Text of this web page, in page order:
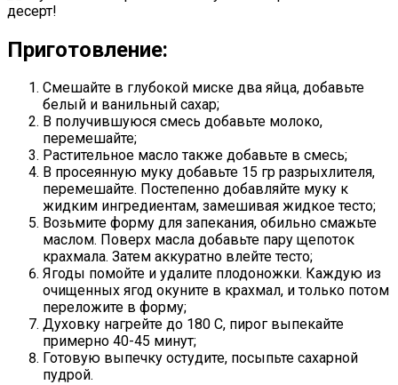
Приготовление:
Смешайте в глубокой миске два яйца, добавьте
белый и ванильный сахар;
В получившуюся смесь добавьте молоко,
перемешайте;
Растительное масло также добавьте в смесь;
В просеянную муку добавьте 15 гр разрыхлителя,
перемешайте. Постепенно добавляйте муку к
жидким ингредиентам, замешивая жидкое тесто;
Возьмите форму для запекания, обильно смажьте
маслом. Поверх масла добавьте пару щепоток
крахмала. Затем аккуратно влейте тесто;
Ягоды помойте и удалите плодоножки. Каждую из
очищенных ягод окуните в крахмал, и только потом
переложите в форму;
Духовку нагрейте до 180 С, пирог выпекайте
примерно 40-45 минут;
Готовую выпечку остудите, посыпьте сахарной
пудрой.